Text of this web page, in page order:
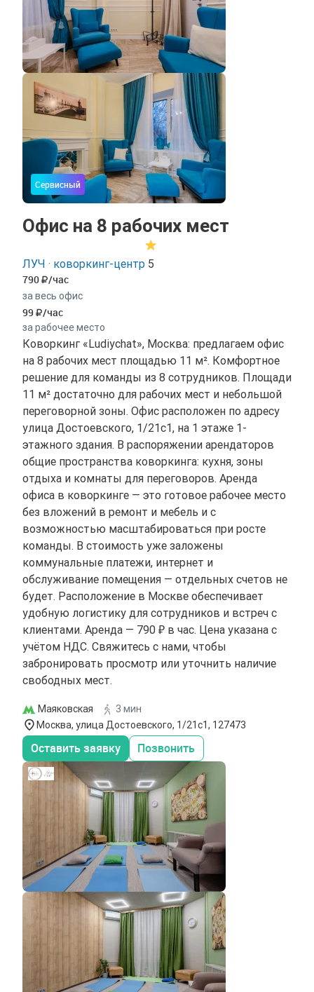
Сервисный
Офис на 8 рабочих мест
ЛУЧ · коворкинг-центр 5
790 /час
за весь офис
99 /час
за рабочее место
Коворкинг «Ludiychat», Москва: предлагаем офис
на 8 рабочих мест площадью 11 м². Комфортное
решение для команды из 8 сотрудников. Площади
11 м² достаточно для рабочих мест и небольшой
переговорной зоны. Офис расположен по адресу
улица Достоевского, 1/21с1, на 1 этаже 1-
этажного здания. В распоряжении арендаторов
общие пространства коворкинга: кухня, зоны
отдыха и комнаты для переговоров. Аренда
офиса в коворкинге — это готовое рабочее место
без вложений в ремонт и мебель и с
возможностью масштабироваться при росте
команды. В стоимость уже заложены
коммунальные платежи, интернет и
обслуживание помещения — отдельных счетов не
будет. Расположение в Москве обеспечивает
удобную логистику для сотрудников и встреч с
клиентами. Аренда — 790 ₽ в час. Цена указана с
учётом НДС. Свяжитесь с нами, чтобы
забронировать просмотр или уточнить наличие
свободных мест.
Маяковская
3 мин
Москва, улица Достоевского, 1/21с1, 127473
Оставить заявку Позвонить